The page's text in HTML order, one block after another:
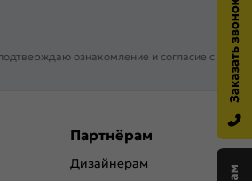
ознакомление и согласие с
Партнёрам
Дизайнерам